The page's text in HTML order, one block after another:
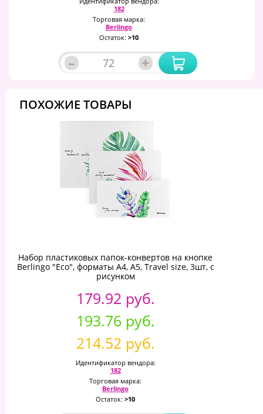
182
Торговая марка:
Berlingo
Остаток: >10
– +
ПОХОЖИЕ ТОВАРЫ
Набор пластиковых папок-конвертов на кнопке
Berlingo "Eco", форматы А4, A5, Travel size, 3шт, с
рисунком
179.92 руб.
193.76 руб.
214.52 руб.
Идентификатор вендора:
182
Торговая марка:
Berlingo
Остаток: >10